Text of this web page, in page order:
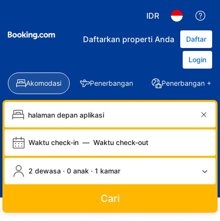
IDR
Daftarkan properti Anda Daftar
Login
Akomodasi Penerbangan Penerbangan +
Waktu check-in — Waktu check-out
2 dewasa · 0 anak · 1 kamar
Cari